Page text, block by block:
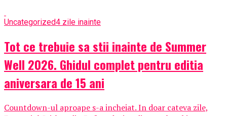
Uncategorized4 zile inainte
Tot ce trebuie sa stii inainte de Summer
Well 2026. Ghidul complet pentru editia
aniversara de 15 ani
Countdown-ul aproape s-a incheiat. In doar cateva zile,